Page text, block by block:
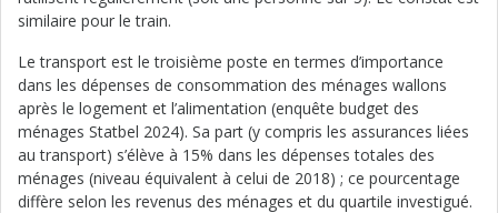
similaire pour le train.
Le transport est le troisième poste en termes d’importance
dans les dépenses de consommation des ménages wallons
après le logement et l’alimentation (enquête budget des
ménages Statbel 2024). Sa part (y compris les assurances liées
au transport) s’élève à 15% dans les dépenses totales des
ménages (niveau équivalent à celui de 2018) ; ce pourcentage
diffère selon les revenus des ménages et du quartile investigué.